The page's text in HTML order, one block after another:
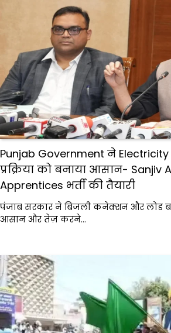
Punjab Government ने
प्रक्रिया को बनाया आसान- Sanjiv
Apprentices भर्ती की तैयारी
पंजाब सरकार ने बिजली कनेक्शन और लोड
आसान और तेज़ करने…